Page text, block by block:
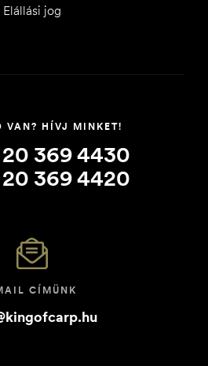
Elállási jog
VAN? HÍVJ MINKET!
369 4430
369 4420
CÍMÜNK